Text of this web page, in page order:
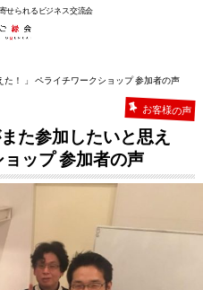
せられるビジネス交流会
た！ 」 ペライチワークショップ 参加者の声
お客様の声
た参加したいと思え
ップ 参加者の声